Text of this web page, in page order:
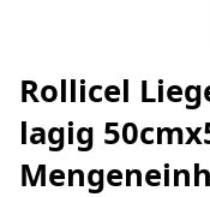
Rollicel
lagig